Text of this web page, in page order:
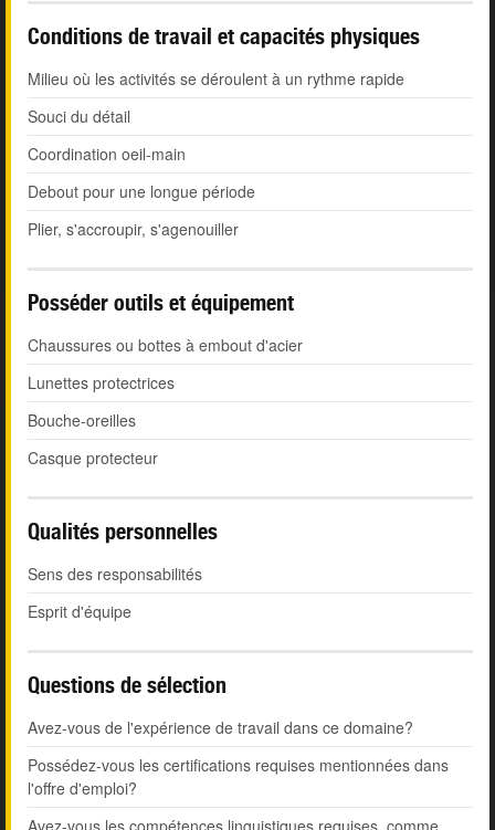
Conditions de travail et capacités physiques
Milieu où les activités se déroulent à un rythme rapide
Souci du détail
Coordination oeil-main
Debout pour une longue période
Plier, s'accroupir, s'agenouiller
Posséder outils et équipement
Chaussures ou bottes à embout d'acier
Lunettes protectrices
Bouche-oreilles
Casque protecteur
Qualités personnelles
Sens des responsabilités
Esprit d'équipe
Questions de sélection
Avez-vous de l'expérience de travail dans ce domaine?
Possédez-vous les certifications requises mentionnées dans
l'offre d'emploi?